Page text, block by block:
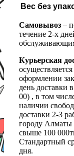
Вес без
Самовывоз –
течение 2-х
Курьерская
оформлении
день доставки
00) , в том
наличии
доставки 2-3
городу Алматы
свыше 100
Стандартный
дня.